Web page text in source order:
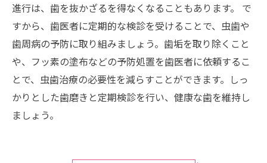
進行は、歯を抜かざるを得なくなることもあります。 で
すから、歯医者に定期的な検診を受けることで、虫歯や
歯周病の予防に取り組みましょう。歯垢を取り除くこと
や、フッ素の塗布などの予防処置を歯医者に依頼するこ
とで、虫歯治療の必要性を減らすことができます。しっ
かりとした歯磨きと定期検診を行い、健康な歯を維持し
ましょう。